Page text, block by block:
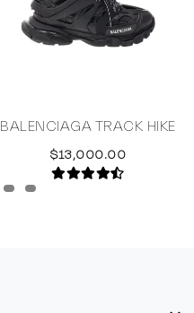
BALENCIAGA TRACK HIKE
$13,000.00